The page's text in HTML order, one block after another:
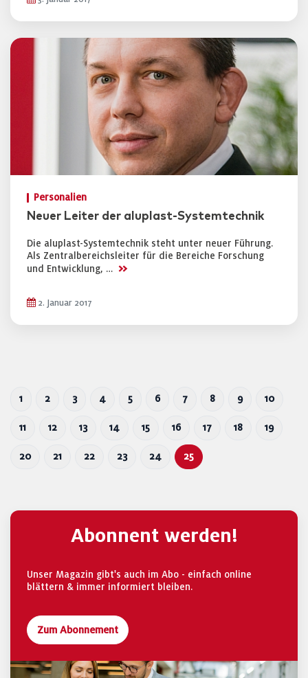
Personalien
Neuer Leiter der aluplast-Systemtechnik
Die aluplast-Systemtechnik steht unter neuer Führung.
Als Zentralbereichsleiter für die Bereiche Forschung
und Entwicklung, … >>
2. Januar 2017
1 2 3 4 5 6 7 8 9 10
11 12 13 14 15 16 17 18 19
20 21 22 23 24 25
Abonnent werden!
Unser Magazin gibt's auch im Abo - einfach online
blättern & immer informiert bleiben.
Zum Abonnement